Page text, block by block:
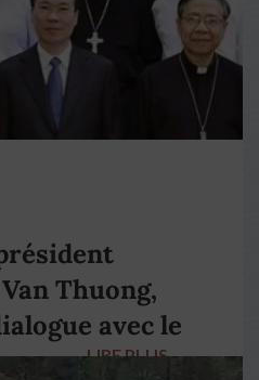
Thuong,
avec le
LIRE PLUS →